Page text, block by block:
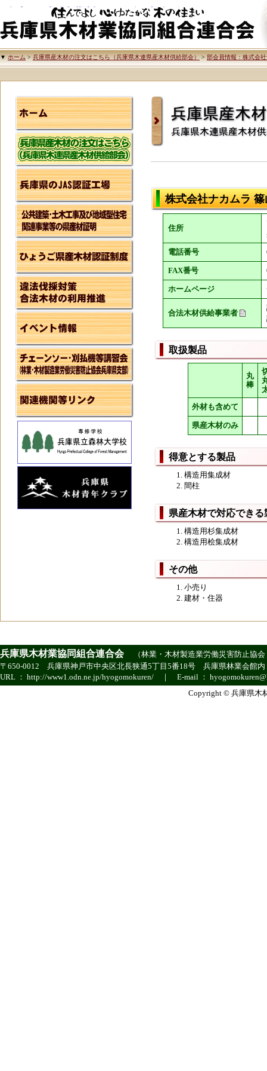
兵庫県木材業協同組合連合会
▼ホーム> 兵庫県産木材の注文はこちら（兵庫県木連県産木材供給部会）> 部会員情報：株式会
兵庫県産木材の注文
兵庫県木連県産木材
株式会社ナカムラ
住所
電話番号
FAX番号
ホームページ
合法木材供給事業者
取扱製品
丸
棒
外材も含めて
県産木材のみ
得意とする製品
構造用集成材
間柱
県産木材で対応できる
構造用杉集成材
構造用桧集成材
その他
小売り
建材・住器
兵庫県木材業協同組合連合会 （林業・木材製造業労働災害防止協
〒650-0012 兵庫県神戸市中央区北長狭通5丁目5番18号 兵庫県林業会
URL ： http://www1.odn.ne.jp/hyogomokuren/ ｜ E-mail ：
Copyright © 兵庫県木